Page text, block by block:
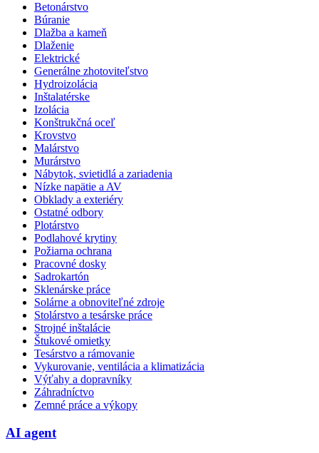
Betonárstvo
Búranie
Dlažba a kameň
Dlaženie
Elektrické
Generálne zhotoviteľstvo
Hydroizolácia
Inštalatérske
Izolácia
Konštrukčná oceľ
Krovstvo
Malárstvo
Murárstvo
Nábytok, svietidlá a zariadenia
Nízke napätie a AV
Obklady a exteriéry
Ostatné odbory
Plotárstvo
Podlahové krytiny
Požiarna ochrana
Pracovné dosky
Sadrokartón
Sklenárske práce
Solárne a obnoviteľné zdroje
Stolárstvo a tesárske práce
Strojné inštalácie
Štukové omietky
Tesárstvo a rámovanie
Vykurovanie, ventilácia a klimatizácia
Výťahy a dopravníky
Záhradníctvo
Zemné práce a výkopy
AI agent